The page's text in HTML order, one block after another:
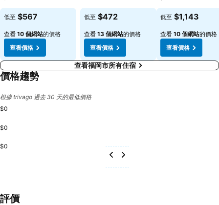
低至 $567
查看 10 個網站的價格
查看價格
低至 $472
查看 13 個網站的價格
查看價格
低至 $1,143
查看 10 個網站的價格
查看價格
查看福岡市所有住宿
價格趨勢
根據 trivago 過去 30 天的最低價格
$0
$0
$0
評價